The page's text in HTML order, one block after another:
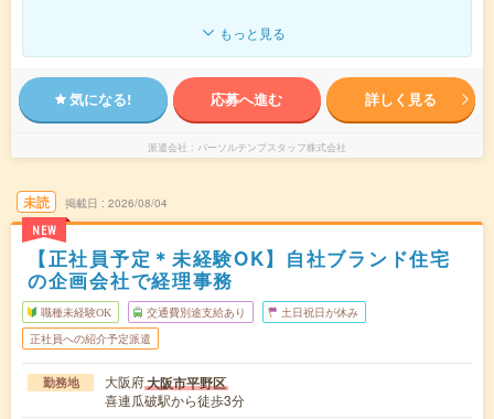
もっと見る
気になる! 応募へ進む 詳しく見る
派遣会社 パーソルテンプスタッフ株式会社
未読
NEW
掲載日 2026/08/04
【正社員予定＊未経験OK】自社ブランド住宅
の企画会社で経理事務
職種未経験OK 交通費別途支給あり 土日祝日が休み
正社員への紹介予定派遣
勤務地 大阪府大阪市平野区
喜連瓜破駅から徒歩3分